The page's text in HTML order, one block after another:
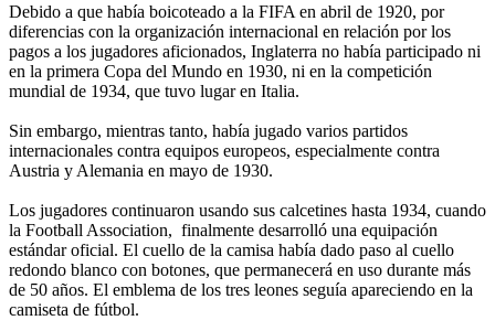
Debido a que había boicoteado a la FIFA en abril de 1920, por
diferencias con la organización internacional en relación por los
pagos a los jugadores aficionados, Inglaterra no había participado ni
en la primera Copa del Mundo en 1930, ni en la competición
mundial de 1934, que tuvo lugar en Italia.
Sin embargo, mientras tanto, había jugado varios partidos
internacionales contra equipos europeos, especialmente contra
Austria y Alemania en mayo de 1930.
Los jugadores continuaron usando sus calcetines hasta 1934, cuando
la Football Association, finalmente desarrolló una equipación
estándar oficial. El cuello de la camisa había dado paso al cuello
redondo blanco con botones, que permanecerá en uso durante más
de 50 años. El emblema de los tres leones seguía apareciendo en la
camiseta de fútbol.